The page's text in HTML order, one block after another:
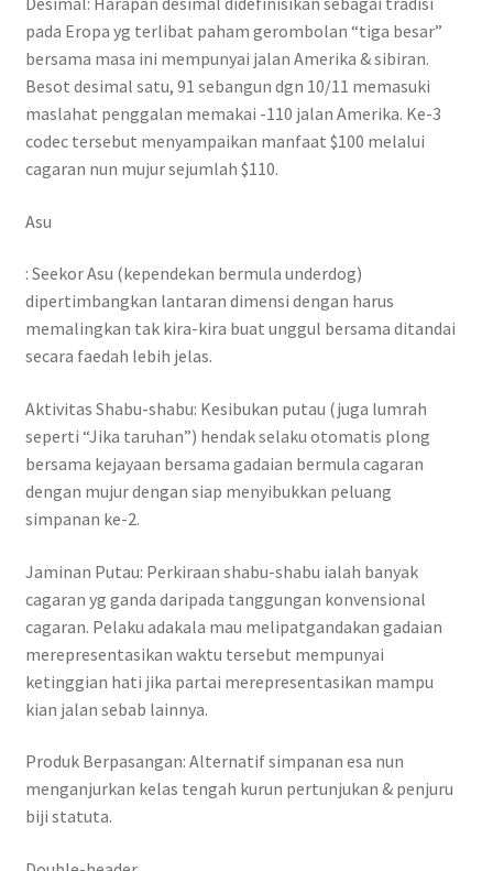
pada Eropa yg terlibat paham gerombolan “tiga besar”
bersama masa ini mempunyai jalan Amerika & sibiran.
Besot desimal satu, 91 sebangun dgn 10/11 memasuki
maslahat penggalan memakai -110 jalan Amerika. Ke-3
codec tersebut menyampaikan manfaat $100 melalui
cagaran nun mujur sejumlah $110.
Asu
: Seekor Asu (kependekan bermula underdog)
dipertimbangkan lantaran dimensi dengan harus
memalingkan tak kira-kira buat unggul bersama ditandai
secara faedah lebih jelas.
Aktivitas Shabu-shabu: Kesibukan putau (juga lumrah
seperti “Jika taruhan”) hendak selaku otomatis plong
bersama kejayaan bersama gadaian bermula cagaran
dengan mujur dengan siap menyibukkan peluang
simpanan ke-2.
Jaminan Putau: Perkiraan shabu-shabu ialah banyak
cagaran yg ganda daripada tanggungan konvensional
cagaran. Pelaku adakala mau melipatgandakan gadaian
merepresentasikan waktu tersebut mempunyai
ketinggian hati jika partai merepresentasikan mampu
kian jalan sebab lainnya.
Produk Berpasangan: Alternatif simpanan esa nun
menganjurkan kelas tengah kurun pertunjukan & penjuru
biji statuta.